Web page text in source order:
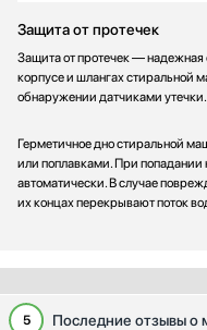
Защита от протечек
Защита от протечек — надежная
корпусе и шлангах стиральной
обнаружении датчиками утечки.
Герметичное дно стиральной
или поплавками. При
автоматически. В случае
их концах перекрывают поток
5 Последние отзывы о